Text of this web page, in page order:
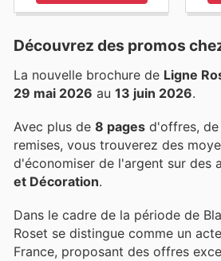
Découvrez des promos
La nouvelle brochure de Ligne
29 mai 2026 au 13 juin 2026.
Avec plus de 8 pages d'offres,
remises, vous trouverez des
d'économiser de l'argent sur des
et Décoration.
Dans le cadre de la période de
Roset se distingue comme un
France, proposant des offres